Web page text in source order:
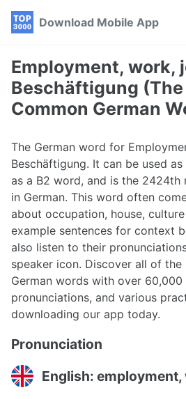
Skip
navigation
Skip
Skip
Download Mobile App
Employment, work,
Beschäftigung
Common German
The German word for
Beschäftigung. It can be used
as a B2 word, and is the 2424th
in German. This word often
about occupation, house,
example sentences for context
also listen to their
speaker icon. Discover all of
German words with over 60,000
pronunciations, and various
downloading our app today.
Pronunciation
English: employment,